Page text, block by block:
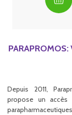
PARAPROMOS:
Depuis 2011,
propose un